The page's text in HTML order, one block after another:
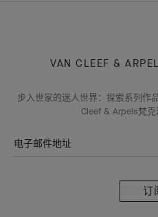
VAN CLEEF &
步入世家的迷人世界：探索系列作
Cleef & Arpels梵克
电子邮件地址
阅